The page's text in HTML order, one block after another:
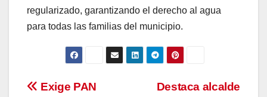
regularizado, garantizando el derecho al agua
para todas las familias del municipio.
Navegación
Destaca alcalde
Exige PAN